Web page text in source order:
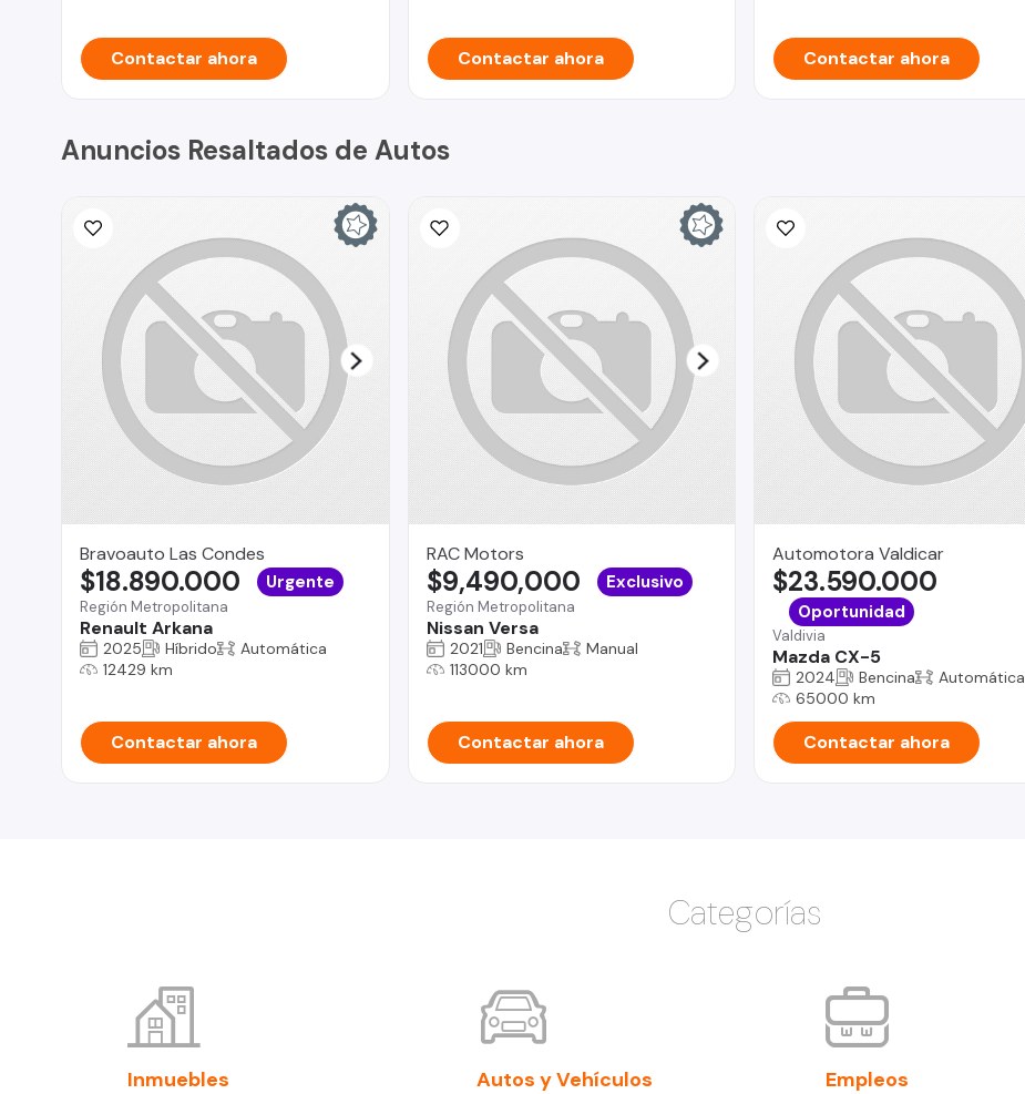
Contactar ahora Contactar ahora Contactar ahora
Anuncios Resaltados de Autos
Bravoauto Las Condes
Región Metropolitana
Renault Arkana
$18.890.000 Urgente
2025 Híbrido
Automática
12429 km
Contactar ahora
RAC Motors
Región Metropolitana
Nissan Versa
$9,490,000 Exclusivo
2021 Bencina
Manual
113000 km
Contactar ahora
Automotora Valdicar
Valdivia
Mazda CX-5
$23.590.000
Oportunidad
2024 Bencina
Automática
65000 km
Contactar ahora
Categorías
Inmuebles Autos y Vehículos Empleos